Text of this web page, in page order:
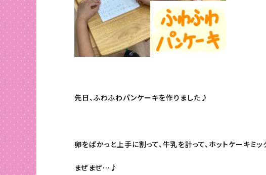
先日、ふわふわパンケーキを作りました♪
卵をぱかっと上手に割って、牛乳を計って、ホットケーキミ
まぜまぜ…♪